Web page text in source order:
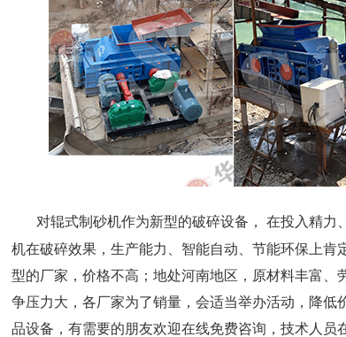
对辊式制砂机作为新型的破碎设备， 在投入精力
机在破碎效果，生产能力、智能自动、节能环保上肯
型的厂家，价格不高；地处河南地区，原材料丰富
争压力大，各厂家为了销量，会适当举办活动，降
品设备，有需要的朋友欢迎在线免费咨询，技术人员